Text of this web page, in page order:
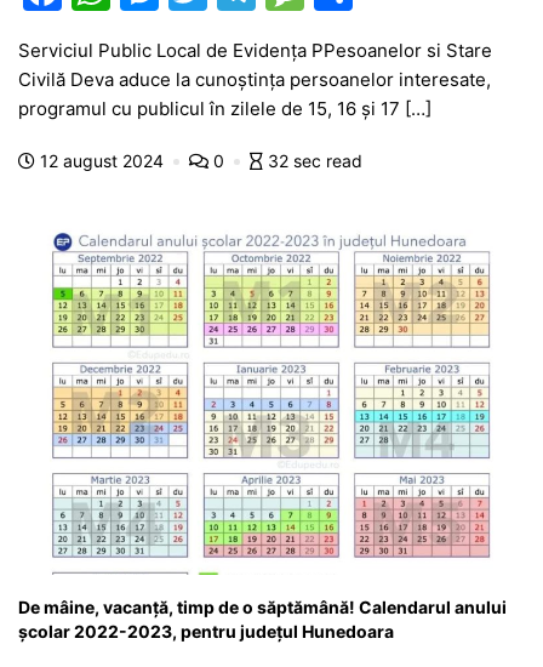
a
c
e
b
o
o
k
at
s
A
p
s
s
e
er
itt
er
e
gr
a
m
s
s
a
e
ta
je
a
ă
Serviciul Public Local de Evidența PPesoanelor si Stare
Civilă Deva aduce la cunoștința persoanelor interesate,
programul cu publicul în zilele de 15, 16 și 17 […]
12 august 2024 0 32 sec read
De mâine, vacanță, timp de o săptămână! Calendarul anului
școlar 2022-2023, pentru județul Hunedoara